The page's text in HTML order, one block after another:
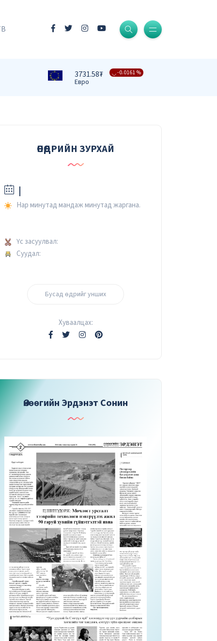
Доллар
4332.82₮ -0.0091 %
Фунт стерлинг
2.59₮
ӨНӨӨДРИЙН ЗУРХАЙ
|
Нар минутад мандаж минутад жаргана.
Үс засуулвал:
Суудал:
Бусад өдрийг унших
Хуваалцах:
Өнөөгийн Эрдэнэт Сонин